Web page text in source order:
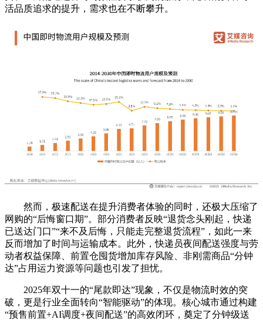
活品质追求的提升，需求也在不断攀升。
然而，极速配送在提升消费者体验的同时，还极大压缩了
网购的“后悔窗口期”。部分消费者反映“退货念头刚起，快递
已送达门口”“来不及后悔，只能走完整退货流程”，如此一来
反而增加了时间与运输成本。此外，快递员夜间配送强度与劳
动者权益保障、前置仓囤货增加库存风险、非刚需商品“分钟
达”占用运力资源等问题也引发了担忧。
2025年双十一的“尾款即达”现象，不仅是物流时效的突
破，更是行业全面转向“智能驱动”的体现。核心城市通过构建
“预售前置+AI调度+夜间配送”的高效闭环，奠定了分钟级送